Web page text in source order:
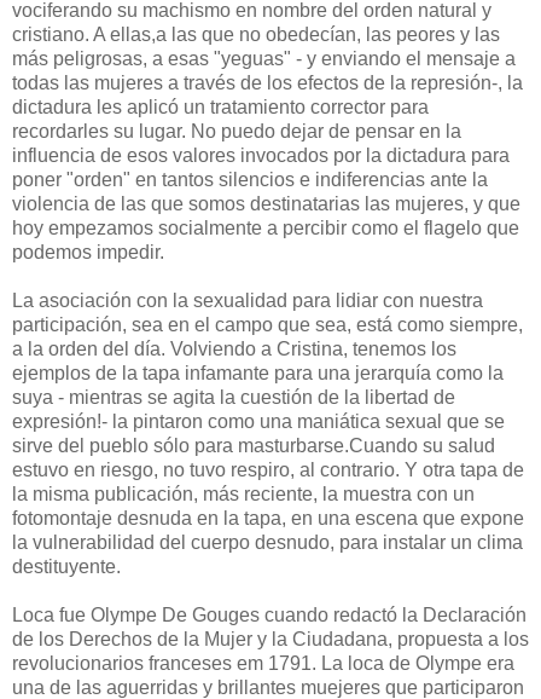
vociferando su machismo en nombre del orden natural y
cristiano. A ellas,a las que no obedecían, las peores y las
más peligrosas, a esas "yeguas" - y enviando el mensaje a
todas las mujeres a través de los efectos de la represión-, la
dictadura les aplicó un tratamiento corrector para
recordarles su lugar. No puedo dejar de pensar en la
influencia de esos valores invocados por la dictadura para
poner "orden" en tantos silencios e indiferencias ante la
violencia de las que somos destinatarias las mujeres, y que
hoy empezamos socialmente a percibir como el flagelo que
podemos impedir.
La asociación con la sexualidad para lidiar con nuestra
participación, sea en el campo que sea, está como siempre,
a la orden del día. Volviendo a Cristina, tenemos los
ejemplos de la tapa infamante para una jerarquía como la
suya - mientras se agita la cuestión de la libertad de
expresión!- la pintaron como una maniática sexual que se
sirve del pueblo sólo para masturbarse.Cuando su salud
estuvo en riesgo, no tuvo respiro, al contrario. Y otra tapa de
la misma publicación, más reciente, la muestra con un
fotomontaje desnuda en la tapa, en una escena que expone
la vulnerabilidad del cuerpo desnudo, para instalar un clima
destituyente.
Loca fue Olympe De Gouges cuando redactó la Declaración
de los Derechos de la Mujer y la Ciudadana, propuesta a los
revolucionarios franceses em 1791. La loca de Olympe era
una de las aguerridas y brillantes muejeres que participaron